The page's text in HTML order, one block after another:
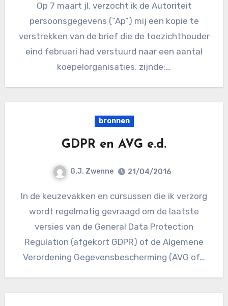
Op 7 maart jl. verzocht ik de Autoriteit
persoonsgegevens (“Ap”) mij een kopie te
verstrekken van de brief die de toezichthouder
eind februari had verstuurd naar een aantal
koepelorganisaties, zijnde:…
bronnen
GDPR en AVG e.d.
G.J. Zwenne 21/04/2016
In de keuzevakken en cursussen die ik verzorg
wordt regelmatig gevraagd om de laatste
versies van de General Data Protection
Regulation (afgekort GDPR) of de Algemene
Verordening Gegevensbescherming (AVG of…